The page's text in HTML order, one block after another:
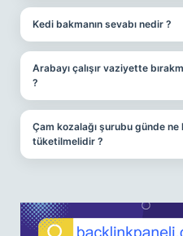
Kedi bakmanın sevabı nedir ?
Arabayı çalışır vaziyette
?
Çam kozalağı şurubu günde ne
tüketilmelidir ?